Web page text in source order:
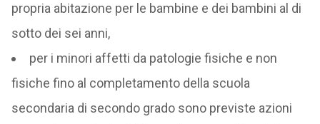
propria abitazione per le bambine e dei bambini al di
sotto dei sei anni,
per i minori affetti da patologie fisiche e non
fisiche fino al completamento della scuola
secondaria di secondo grado sono previste azioni